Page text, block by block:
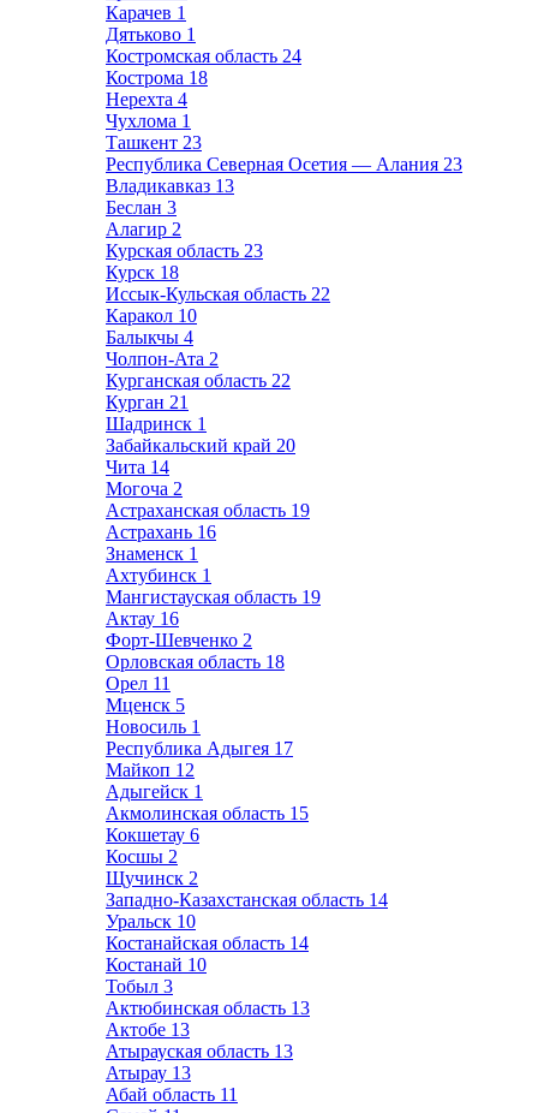
Карачев 1
Дятьково 1
Костромская область 24
Кострома 18
Нерехта 4
Чухлома 1
Ташкент 23
Республика Северная Осетия — Алания 23
Владикавказ 13
Беслан 3
Алагир 2
Курская область 23
Курск 18
Иссык-Кульская область 22
Каракол 10
Балыкчы 4
Чолпон-Ата 2
Курганская область 22
Курган 21
Шадринск 1
Забайкальский край 20
Чита 14
Могоча 2
Астраханская область 19
Астрахань 16
Знаменск 1
Ахтубинск 1
Мангистауская область 19
Актау 16
Форт-Шевченко 2
Орловская область 18
Орел 11
Мценск 5
Новосиль 1
Республика Адыгея 17
Майкоп 12
Адыгейск 1
Акмолинская область 15
Кокшетау 6
Косшы 2
Щучинск 2
Западно-Казахстанская область 14
Уральск 10
Костанайская область 14
Костанай 10
Тобыл 3
Актюбинская область 13
Актобе 13
Атырауская область 13
Атырау 13
Абай область 11